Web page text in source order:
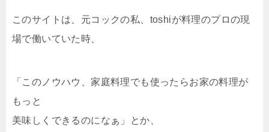
このサイトは、元コックの私、toshiが料理のプロの現
場で働いていた時、
「このノウハウ、家庭料理でも使ったらお家の料理が
もっと
美味しくできるのになぁ」とか、